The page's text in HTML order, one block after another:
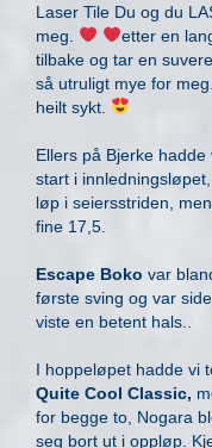
Laser Tile Du og du
meg.
etter en
tilbake og tar en
så utruligt mye for meg.
heilt sykt.
Ellers på Bjerke hadde
start i
løp i seiersstriden,
fine 17,5.
Escape Boko var
første sving og var
viste en betent hals..
I hoppeløpet hadde vi
Quite Cool Classic,
for begge to, Nogara
seg bort ut i oppløp.